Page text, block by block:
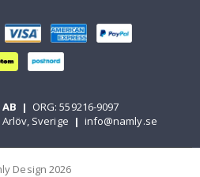
| ORG: 559216-9097
Sverige | info@namly.se
Design 2026